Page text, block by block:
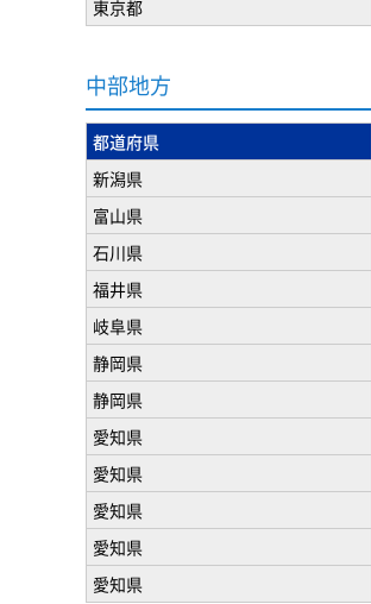
東京都
中部地方
都道府県
新潟県
富山県
石川県
福井県
岐阜県
静岡県
静岡県
愛知県
愛知県
愛知県
愛知県
愛知県